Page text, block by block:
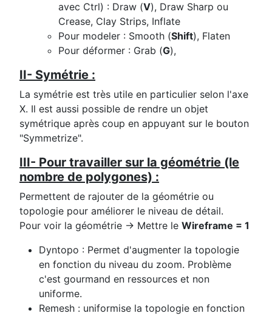
avec Ctrl) : Draw (V), Draw Sharp ou
Crease, Clay Strips, Inflate
Pour modeler : Smooth (Shift), Flaten
Pour déformer : Grab (G),
II- Symétrie :
La symétrie est très utile en particulier selon l'axe
X. Il est aussi possible de rendre un objet
symétrique après coup en appuyant sur le bouton
"Symmetrize".
III- Pour travailler sur la géométrie (le
nombre de polygones) :
Permettent de rajouter de la géométrie ou
topologie pour améliorer le niveau de détail.
Pour voir la géométrie → Mettre le Wireframe = 1
Dyntopo : Permet d'augmenter la topologie
en fonction du niveau du zoom. Problème
c'est gourmand en ressources et non
uniforme.
Remesh : uniformise la topologie en fonction